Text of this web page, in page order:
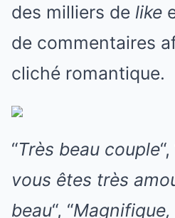
des milliers de like
de commentaires
cliché romantique.
“Très beau couple“,
vous êtes très
beau“, “